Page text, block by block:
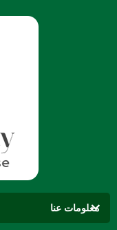
معلومات عنا